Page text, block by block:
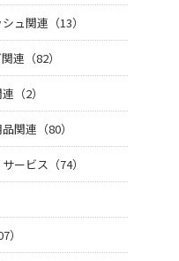
ュ関連（13）
連（82）
（2）
関連（80）
ービス（74）
）